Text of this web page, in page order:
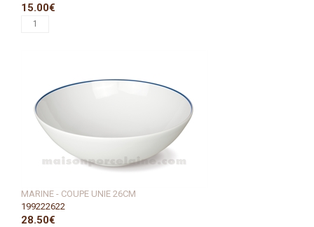
15.00€
MARINE - COUPE UNIE 26CM
199222622
28.50€